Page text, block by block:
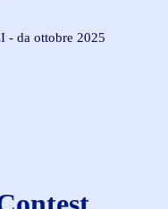
- da ottobre 2025